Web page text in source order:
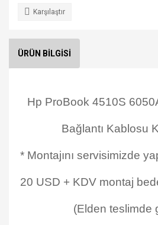
Karşılaştır
ÜRÜN BİLGİSİ
Hp ProBook 4510S
Bağlantı Kablosu
* Montajını servisimizde
20 USD + KDV montaj
(Elden teslimde